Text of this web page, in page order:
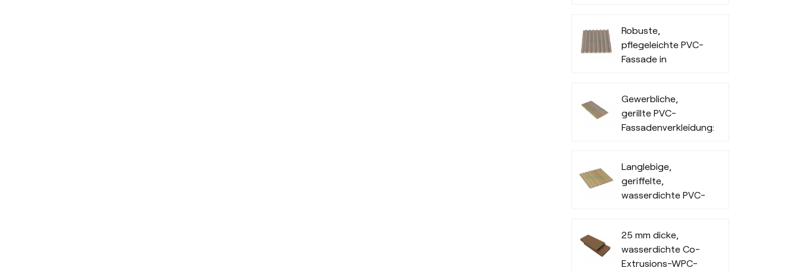
Robuste,
pflegeleichte PVC-
Fassade in
Gewerbliche,
gerillte PVC-
Fassadenverkleidung:
für den
gewerblichen
Außenbereich
Langlebige,
geriffelte,
wasserdichte PVC-
Innenbereich
25 mm dicke,
wasserdichte Co-
Extrusions-WPC-